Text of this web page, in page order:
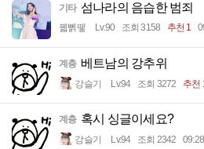
기타 섬나라의 음습한 범죄
꿻뻵뗗 Lv.90 조회 3158 추천 1
계층 베트남의 강추위
강슬기 Lv.94 조회 3272 추천
계층 혹시 싱글이세요?
강슬기 Lv.94 조회 2342 09:28